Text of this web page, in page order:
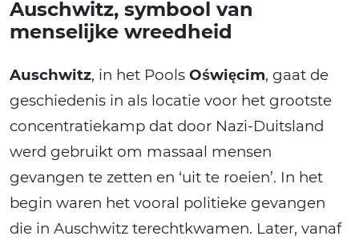
Auschwitz, symbool van
menselijke wreedheid
Auschwitz, in het Pools Oświęcim, gaat de
geschiedenis in als locatie voor het grootste
concentratiekamp dat door Nazi-Duitsland
werd gebruikt om massaal mensen
gevangen te zetten en ‘uit te roeien’. In het
begin waren het vooral politieke gevangen
die in Auschwitz terechtkwamen. Later, vanaf